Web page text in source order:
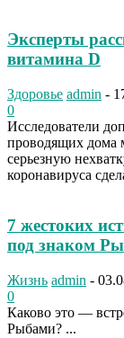
Эксперты
витамина D
Здоровье admin -
0
Исследователи
проводящих дома
серьезную
коронавируса
7 жестоких
под знаком
Жизнь admin -
0
Каково это —
Рыбами? ...